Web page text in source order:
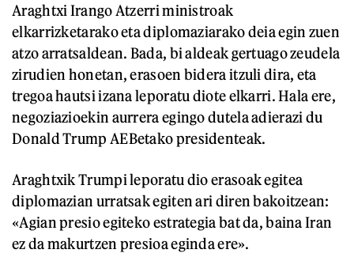
Araghtxi Irango Atzerri ministroak
elkarrizketarako eta diplomaziarako deia egin zuen
atzo arratsaldean. Bada, bi aldeak gertuago zeudela
zirudien honetan, erasoen bidera itzuli dira, eta
tregoa hautsi izana leporatu diote elkarri. Hala ere,
negoziazioekin aurrera egingo dutela adierazi du
Donald Trump AEBetako presidenteak.
Araghtxik Trumpi leporatu dio erasoak egitea
diplomazian urratsak egiten ari diren bakoitzean:
«Agian presio egiteko estrategia bat da, baina Iran
ez da makurtzen presioa eginda ere».